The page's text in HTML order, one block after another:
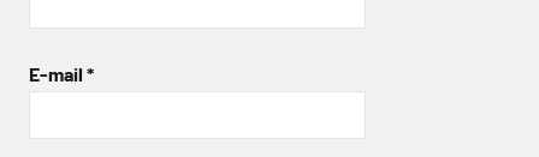
E-mail *